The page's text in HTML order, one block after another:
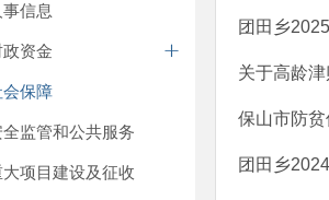
事信息
政资金
会保障
全监管和公共服务
大项目建设及征收
团田乡
关于高龄
保山市防
团田乡